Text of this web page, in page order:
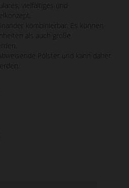
vielfältiges und
kombinierbar. Es können
als auch große
Pölster und kann daher